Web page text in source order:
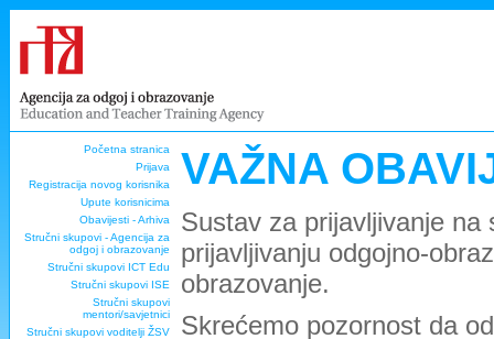
Početna stranica
Prijava
Registracija novog korisnika
Upute korisnicima
Obavijesti - Arhiva
Stručni skupovi - Agencija za
odgoj i obrazovanje
Stručni skupovi ICT Edu
Stručni skupovi ISE
Stručni skupovi
mentori/savjetnici
Stručni skupovi voditelji ŽSV
VAŽNA
Sustav za prijavljivanje
prijavljivanju odgojno-
obrazovanje.
Skrećemo pozornost da